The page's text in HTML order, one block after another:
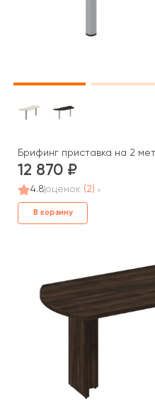
Брифинг приставка на 2
12 870
4.8 оценок (2)
В корзину